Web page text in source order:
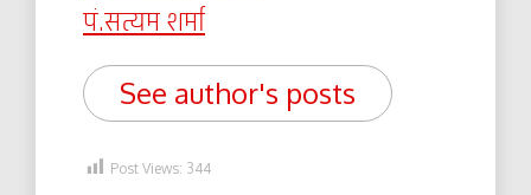
पं.सत्यम शर्मा
See author's posts
Post Views: 344